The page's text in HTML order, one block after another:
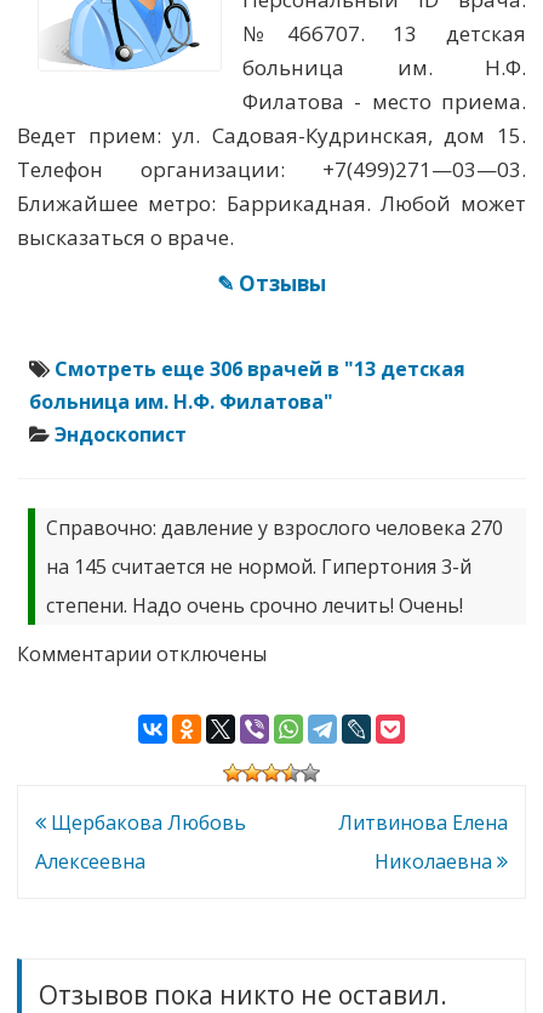
№466707. 13 детская
больница им. Н.Ф.
Филатова - место приема.
Ведет прием: ул. Садовая-Кудринская, дом 15.
Телефон организации: +7(499)271—03—03.
Ближайшее метро: Баррикадная. Любой может
высказаться о враче.
✎ Отзывы
Смотреть еще 306 врачей в "13 детская
больница им. Н.Ф. Филатова"
Эндоскопист
Справочно: давление у взрослого человека 270
на 145 считается не нормой. Гипертония 3-й
степени. Надо очень срочно лечить! Очень!
Комментарии к
Светлана
Александровна
отключены
Навигация
по
Щербакова Любовь
Алексеевна
Литвинова Елена
Николаевна
Отзывов пока никто не оставил.